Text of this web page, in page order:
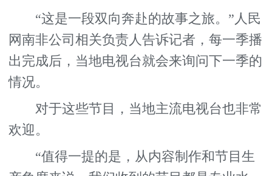
“这是一段双向奔赴的故事之旅。”人民
网南非公司相关负责人告诉记者，每一季播
出完成后，当地电视台就会来询问下一季的
情况。
对于这些节目，当地主流电视台也非常
欢迎。
“值得一提的是，从内容制作和节目生